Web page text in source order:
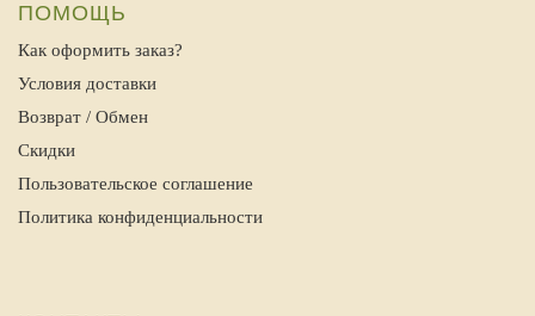
ПОМОЩЬ
Как оформить заказ?
Условия доставки
Возврат / Обмен
Скидки
Пользовательское соглашение
Политика конфиденциальности